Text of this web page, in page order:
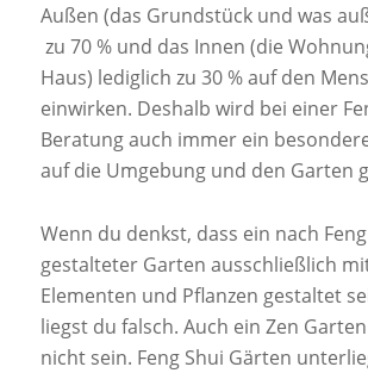
Außen (das Grundstück und was
zu 70 % und das Innen (die
Haus) lediglich zu 30 % auf den
einwirken. Deshalb wird bei einer
Beratung auch immer ein
auf die Umgebung und den Garten
Wenn du denkst, dass ein nach
gestalteter Garten ausschließlich
Elementen und Pflanzen gestaltet
liegst du falsch. Auch ein Zen
nicht sein. Feng Shui Gärten